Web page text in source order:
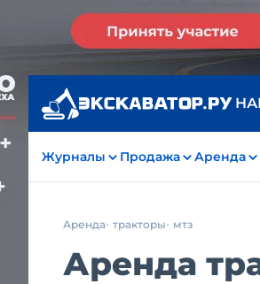
Журналы Продажа Аренда
Аренда тракторы мтз
Аренда